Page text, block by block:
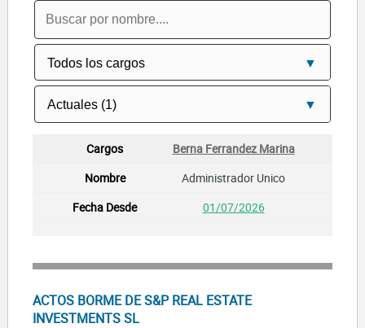
Berna Ferrandez Marina
Administrador Unico
01/07/2026
ACTOS BORME DE S&P REAL ESTATE
INVESTMENTS SL